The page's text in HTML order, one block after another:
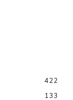
422
133